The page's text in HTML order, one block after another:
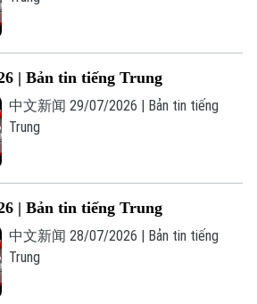
| Bản tin tiếng Trung
中文新闻 29/07/2026 | Bản tin tiếng
Trung
| Bản tin tiếng Trung
中文新闻 28/07/2026 | Bản tin tiếng
Trung